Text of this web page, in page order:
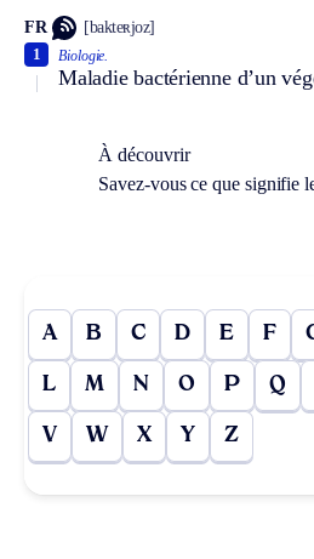
FR [bakteʀjoz]
Biologie.
Maladie bactérienne d’un
1
À découvrir
Savez-vous ce que signifie
A B C D E F
L M N O P Q
V W X Y Z